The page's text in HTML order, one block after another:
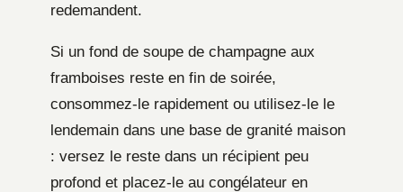
redemandent.
Si un fond de soupe de champagne aux
framboises reste en fin de soirée,
consommez-le rapidement ou utilisez-le le
lendemain dans une base de granité maison
: versez le reste dans un récipient peu
profond et placez-le au congélateur en